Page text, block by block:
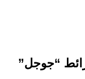
من خرائط “جوجل”